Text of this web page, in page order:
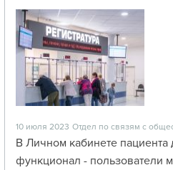
10 июля 2023 Отдел по связям с
В Личном кабинете
функционал - пользователи